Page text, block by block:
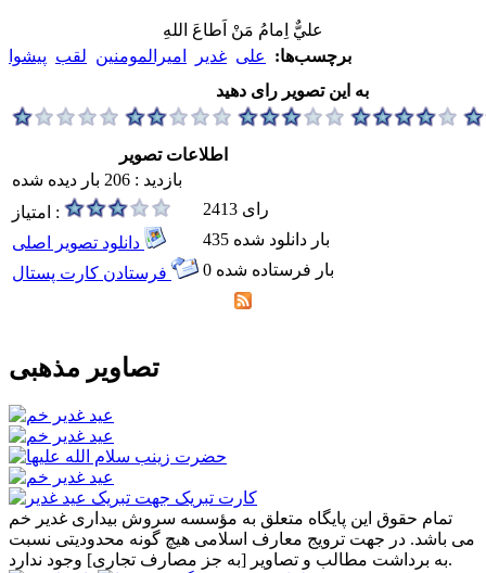
عليٌّ اِمامُ مَنْ اَطاعَ اللهِ
برچسب‌ها:
علی غدیر امیرالمومنین لقب پیشوا
به این تصویر رای دهید
اطلاعات تصویر
بازدید : 206 بار دیده شده
امتیاز :
2413 رای
435 بار دانلود شده
0 بار فرستاده شده
تصاویر مذهبی
تمام حقوق این پایگاه متعلق به مؤسسه سروش بیداری غدیر خم
می باشد. در جهت ترویج معارف اسلامی هیچ گونه محدودیتی نسبت
به برداشت مطالب و تصاویر [به جز مصارف تجاری] وجود ندارد.